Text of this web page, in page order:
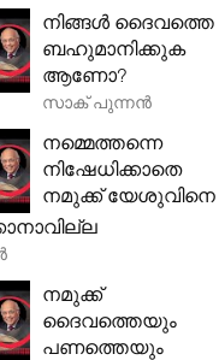
നിങ്ങൾ ദൈവത്തെ
ബഹുമാനിക്കുക
ആണോ?
സാക് പുന്നൻ
നമ്മെത്തന്നെ
നിഷേധിക്കാതെ
നമുക്ക് യേശുവിനെ
നമുക്ക്
ദൈവത്തെയും
പണത്തെയും